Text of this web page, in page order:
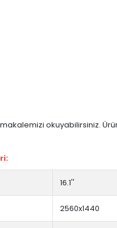
makalemizi
16.1''
2560x1440